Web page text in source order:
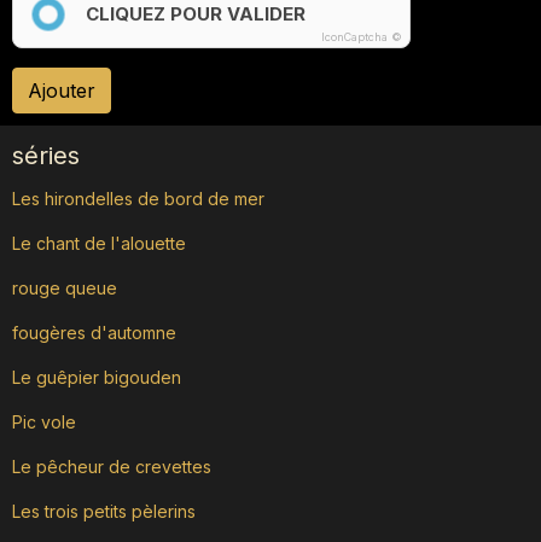
CLIQUEZ POUR VALIDER
IconCaptcha ©
Ajouter
séries
Les hirondelles de bord de mer
Le chant de l'alouette
rouge queue
fougères d'automne
Le guêpier bigouden
Pic vole
Le pêcheur de crevettes
Les trois petits pèlerins